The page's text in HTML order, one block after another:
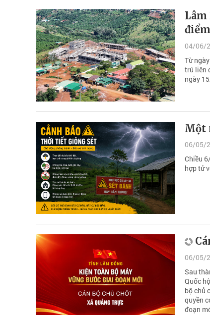
Lâm
04/06/
Từ
trú liên
ngày
Một
06/05/
Chiều
hợp tử
06/05/
Sau
Quốc
bộ chủ
quyền
đoạn